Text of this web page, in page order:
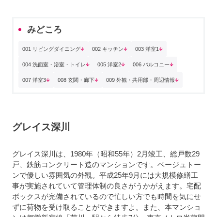
みどころ
001 リビングダイニング 002 キッチン 003 洋室1
004 洗面室・浴室・トイレ 005 洋室2 006 バルコニー
007 洋室3 008 玄関・廊下 009 外観・共用部・周辺情報
グレイス深川
グレイス深川は、1980年（昭和55年）2月竣工、総戸数29
戸、鉄筋コンクリート造のマンションです。ベージュトー
ンで優しい雰囲気の外観。平成25年9月には大規模修繕工
事が実施されていて管理体制の良さがうかがえます。宅配
ボックスが完備されているので忙しい方でも時間を気にせ
ずに荷物を受け取ることができますよ。また、本マンショ